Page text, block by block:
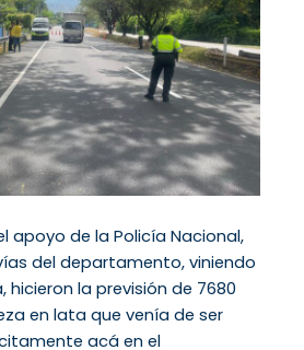
apoyo de la Policía Nacional,
del departamento, viniendo
hicieron la previsión de 7680
en lata que venía de ser
acá en el